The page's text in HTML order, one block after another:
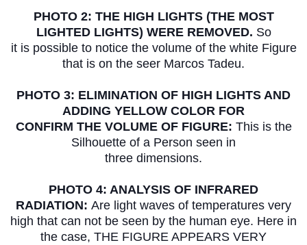
PHOTO 2: THE HIGH LIGHTS (THE MOST
LIGHTED LIGHTS) WERE REMOVED. So
it is possible to notice the volume of the white Figure
that is on the seer Marcos Tadeu.
PHOTO 3: ELIMINATION OF HIGH LIGHTS AND
ADDING YELLOW COLOR FOR
CONFIRM THE VOLUME OF FIGURE: This is the
Silhouette of a Person seen in
three dimensions.
PHOTO 4: ANALYSIS OF INFRARED
RADIATION: Are light waves of temperatures very
high that can not be seen by the human eye. Here in
the case, THE FIGURE APPEARS VERY